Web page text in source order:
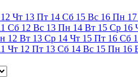
12 Чт 13 Пт 14 Сб 15 Вс 16 Пн 17
Сб 12 Вс 13 Пн 14 Вт 15 Ср 16
12 Вт 13 Ср 14 Чт 15 Пт 16 Сб
Чт 12 Пт 13 Сб 14 Вс 15 Пн 16